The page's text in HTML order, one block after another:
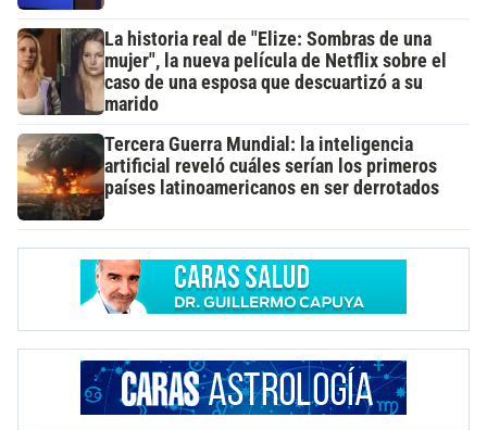
La historia real de "Elize: Sombras de una
mujer", la nueva película de Netflix sobre el
caso de una esposa que descuartizó a su
marido
Tercera Guerra Mundial: la inteligencia
artificial reveló cuáles serían los primeros
países latinoamericanos en ser derrotados